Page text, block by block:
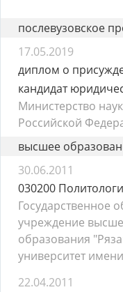
послевузовское
17.05.2019
диплом о
кандидат
Министерство
Российской
высшее
30.06.2011
030200
Государственное
учреждение
образования
университет
22.04.2011